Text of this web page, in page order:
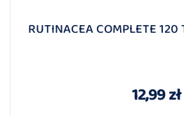
RUTINACEA COMPLETE
12,99 zł